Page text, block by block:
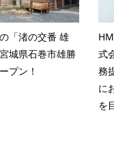
「渚の交番 雄
城県石巻市雄勝
プン！
式
務
に
を